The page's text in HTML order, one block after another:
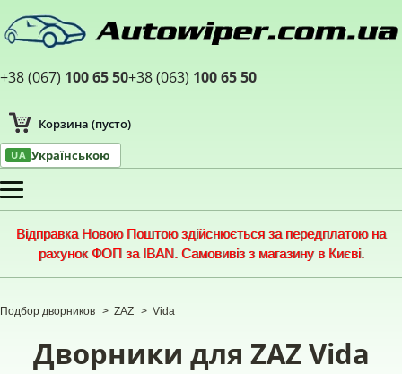
+38 (067) 100 65 50+38 (063) 100 65 50
Корзина (пусто)
UA Українською
Меню
Відправка Новою Поштою здійснюється за передплатою на
рахунок ФОП за IBAN. Самовивіз з магазину в Києві.
Подбор дворников > ZAZ > Vida
Дворники для ZAZ Vida